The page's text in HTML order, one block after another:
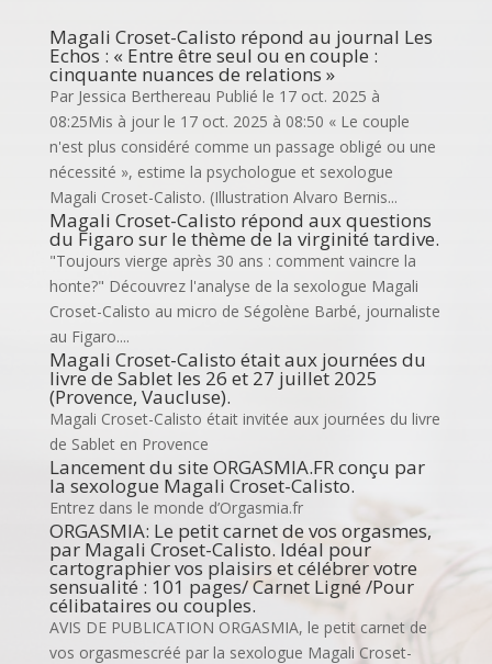
Magali Croset-Calisto répond au journal Les
Echos : « Entre être seul ou en couple :
cinquante nuances de relations »
Par Jessica Berthereau Publié le 17 oct. 2025 à
08:25Mis à jour le 17 oct. 2025 à 08:50 « Le couple
n'est plus considéré comme un passage obligé ou une
nécessité », estime la psychologue et sexologue
Magali Croset-Calisto. (Illustration Alvaro Bernis...
Magali Croset-Calisto répond aux questions
du Figaro sur le thème de la virginité tardive.
"Toujours vierge après 30 ans : comment vaincre la
honte?" Découvrez l'analyse de la sexologue Magali
Croset-Calisto au micro de Ségolène Barbé, journaliste
au Figaro....
Magali Croset-Calisto était aux journées du
livre de Sablet les 26 et 27 juillet 2025
(Provence, Vaucluse).
Magali Croset-Calisto était invitée aux journées du livre
de Sablet en Provence
Lancement du site ORGASMIA.FR conçu par
la sexologue Magali Croset-Calisto.
Entrez dans le monde d’Orgasmia.fr
ORGASMIA: Le petit carnet de vos orgasmes,
par Magali Croset-Calisto. Idéal pour
cartographier vos plaisirs et célébrer votre
sensualité : 101 pages/ Carnet Ligné /Pour
célibataires ou couples.
AVIS DE PUBLICATION ORGASMIA, le petit carnet de
vos orgasmescréé par la sexologue Magali Croset-